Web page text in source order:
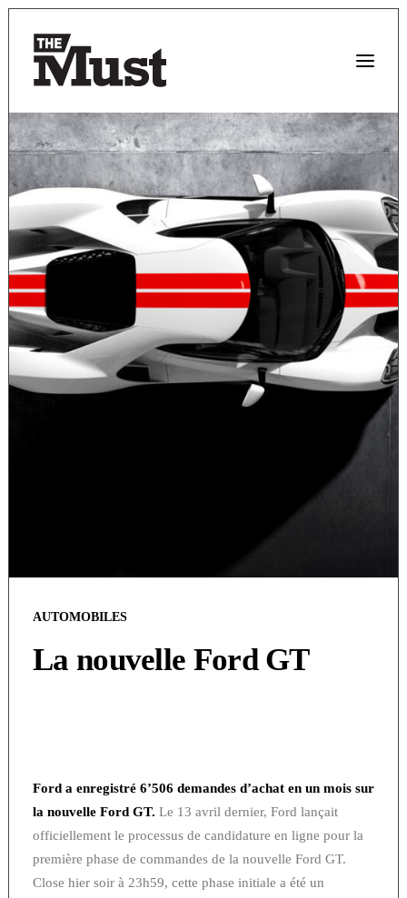
AUTOMOBILES
La nouvelle Ford GT
Ford a enregistré 6’506 demandes d’achat en un mois sur
la nouvelle Ford GT. Le 13 avril dernier, Ford lançait
officiellement le processus de candidature en ligne pour la
première phase de commandes de la nouvelle Ford GT.
Close hier soir à 23h59, cette phase initiale a été un